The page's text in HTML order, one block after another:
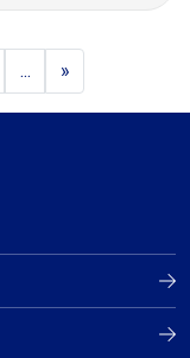
... »